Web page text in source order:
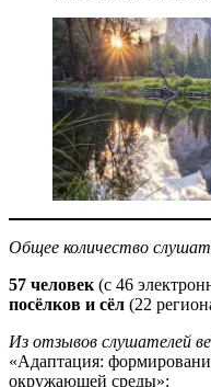
Общее количество
57 человек (с 46
посёлков и сёл (22
Из отзывов слушателей
«Адаптация:
окружающей среды»: